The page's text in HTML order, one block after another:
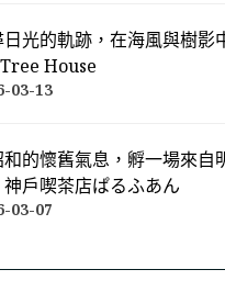
光的軌跡，在海風與樹影
House
03-13
和的懷舊氣息，孵一場來自
神戶喫茶店ぱるふあん
03-07